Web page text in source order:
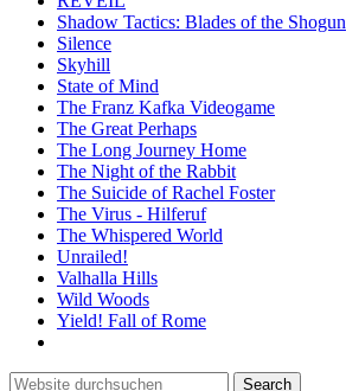
Shadow Tactics: Blades of the Shogun
Silence
Skyhill
State of Mind
The Franz Kafka Videogame
The Great Perhaps
The Long Journey Home
The Night of the Rabbit
The Suicide of Rachel Foster
The Virus - Hilferuf
The Whispered World
Unrailed!
Valhalla Hills
Wild Woods
Yield! Fall of Rome